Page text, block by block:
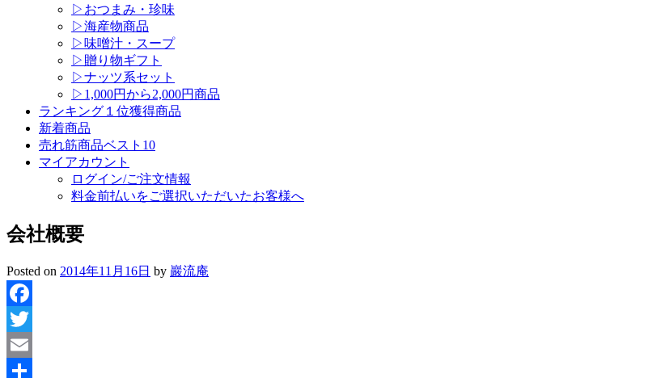
▷おつまみ・珍味
▷海産物商品
▷味噌汁・スープ
▷贈り物ギフト
▷ナッツ系セット
▷1,000円から2,000円商品
ランキング１位獲得商品
新着商品
売れ筋商品ベスト10
マイアカウント
ログイン/ご注文情報
料金前払いをご選択いただいたお客様へ
会社概要
Posted on 2014年11月16日 by 巖流庵
Facebook
Twitter
Email